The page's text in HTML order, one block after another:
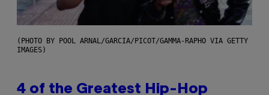
(PHOTO BY POOL ARNAL/GARCIA/PICOT/GAMMA-RAPHO VIA GETTY
IMAGES)
4 of the Greatest Hip-Hop